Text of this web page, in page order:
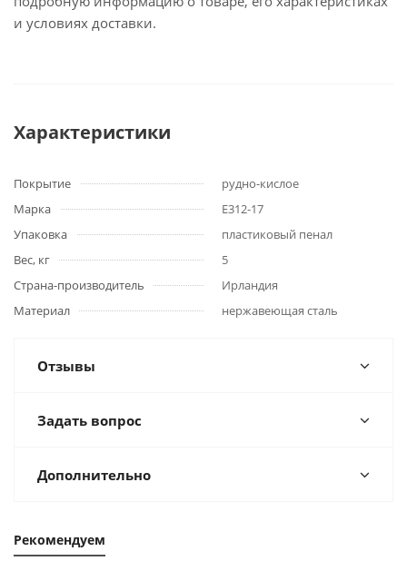
и условиях доставки.
Характеристики
Покрытие
рудно-кислое
Марка
E312-17
Упаковка
пластиковый пенал
Вес, кг
5
Страна-производитель
Ирландия
Материал
нержавеющая сталь
Отзывы
Задать вопрос
Дополнительно
Рекомендуем